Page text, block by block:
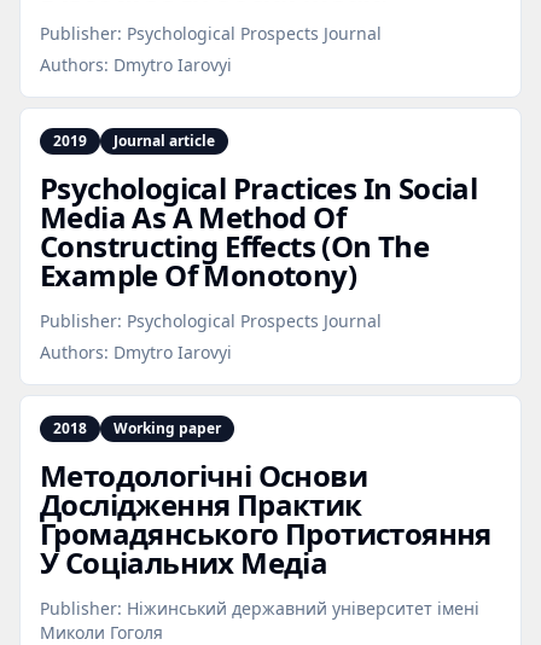
Publisher: Psychological Prospects Journal
Authors: Dmytro Iarovyi
2019 Journal article
Psychological Practices In Social
Media As A Method Of
Constructing Effects (On The
Example Of Monotony)
Publisher: Psychological Prospects Journal
Authors: Dmytro Iarovyi
2018 Working paper
Методологічні Основи
Дослідження Практик
Громадянського Протистояння
У Соціальних Медіа
Publisher: Ніжинський державний університет імені
Миколи Гоголя